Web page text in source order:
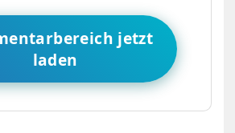
jetzt
laden